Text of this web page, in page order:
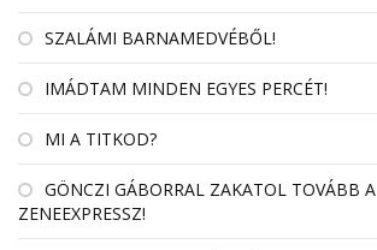
SZALÁMI BARNAMEDVÉBŐL!
IMÁDTAM MINDEN EGYES PERCÉT!
MI A TITKOD?
GÖNCZI GÁBORRAL ZAKATOL TOVÁBB A
ZENEEXPRESSZ!